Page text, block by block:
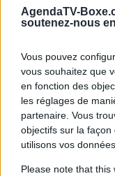
AgendaTV-
soutenez-nous
Vous pouvez
vous souhaitez que
en fonction des
les réglages de
partenaire. Vous
objectifs sur la
utilisons vos
Please note that